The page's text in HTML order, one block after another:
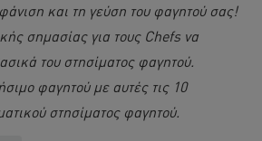
και τη γεύση του φαγητού σας!
σημασίας για τους Chefs να
του στησίματος φαγητού.
φαγητού με αυτές τις 10
στησίματος φαγητού.